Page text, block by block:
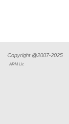
Copyright @2007-2025
ARM Llc